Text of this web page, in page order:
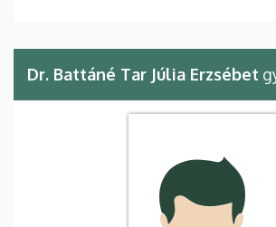
Dr. Battáné Tar Júlia Erzsébet